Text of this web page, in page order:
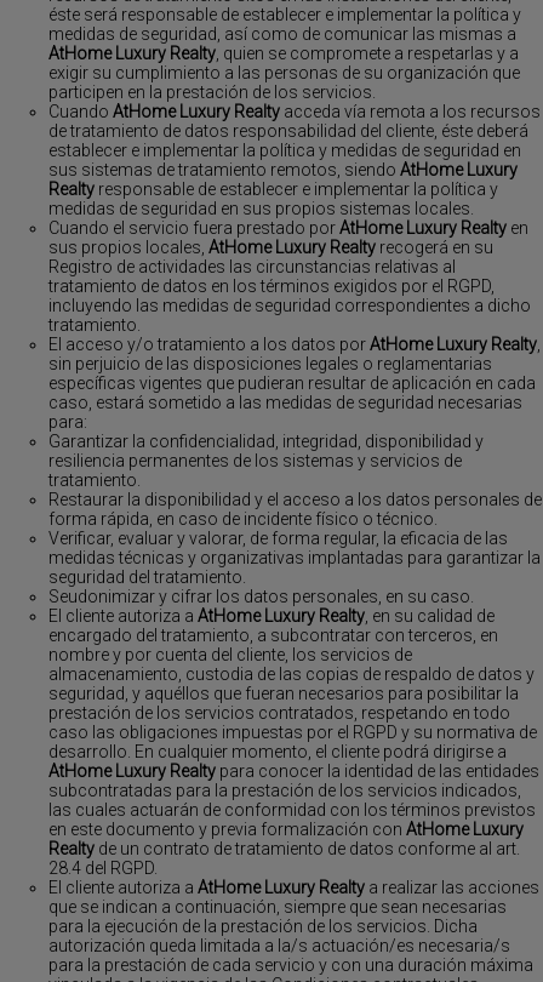
éste será responsable de establecer e implementar la política y
medidas de seguridad, así como de comunicar las mismas a
AtHome Luxury Realty , quien se compromete a respetarlas y a
exigir su cumplimiento a las personas de su organización que
participen en la prestación de los servicios.
Cuando AtHome Luxury Realty acceda vía remota a los recursos
de tratamiento de datos responsabilidad del cliente, éste deberá
establecer e implementar la política y medidas de seguridad en
sus sistemas de tratamiento remotos, siendo AtHome Luxury
Realty responsable de establecer e implementar la política y
medidas de seguridad en sus propios sistemas locales.
Cuando el servicio fuera prestado porAtHome Luxury Realty en
sus propios locales, AtHome Luxury Realty recogerá en su
Registro de actividades las circunstancias relativas al
tratamiento de datos en los términos exigidos por el RGPD,
incluyendo las medidas de seguridad correspondientes a dicho
tratamiento.
El acceso y/o tratamiento a los datos porAtHome Luxury Realty
sin perjuicio de las disposiciones legales o reglamentarias
específicas vigentes que pudieran resultar de aplicación en cada
caso, estará sometido a las medidas de seguridad necesarias
para:
Garantizar la confidencialidad, integridad, disponibilidad y
resiliencia permanentes de los sistemas y servicios de
tratamiento.
Restaurar la disponibilidad y el acceso a los datos personales de
forma rápida, en caso de incidente físico o técnico.
Verificar, evaluar y valorar, de forma regular, la eficacia de las
medidas técnicas y organizativas implantadas para garantizar la
seguridad del tratamiento.
Seudonimizar y cifrar los datos personales, en su caso.
El cliente autoriza a AtHome Luxury Realty , en su calidad de
encargado del tratamiento, a subcontratar con terceros, en
nombre y por cuenta del cliente, los servicios de
almacenamiento, custodia de las copias de respaldo de datos y
seguridad, y aquéllos que fueran necesarios para posibilitar la
prestación de los servicios contratados, respetando en todo
caso las obligaciones impuestas por el RGPD y su normativa de
desarrollo. En cualquier momento, el cliente podrá dirigirse a
AtHome Luxury Realty para conocer la identidad de las entidades
subcontratadas para la prestación de los servicios indicados,
las cuales actuarán de conformidad con los términos previstos
en este documento y previa formalización con AtHome Luxury
Realty de un contrato de tratamiento de datos conforme al art.
28.4 del RGPD.
El cliente autoriza a AtHome Luxury Realty a realizar las acciones
que se indican a continuación, siempre que sean necesarias
para la ejecución de la prestación de los servicios. Dicha
autorización queda limitada a la/s actuación/es necesaria/s
para la prestación de cada servicio y con una duración máxima